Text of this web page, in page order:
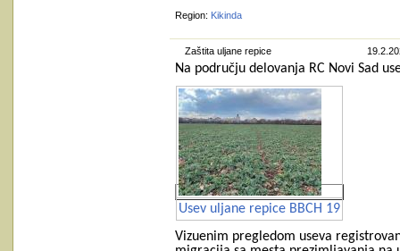
Region: Kikinda
Zaštita uljane repice
Na području delovanja RC Novi Sad
Usev uljane repice BBCH 19
Vizuenim pregledom useva